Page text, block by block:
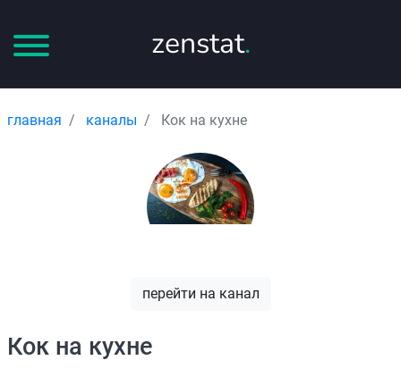
zenstat.
главная каналы Кок на кухне
перейти на канал
Кок на кухне